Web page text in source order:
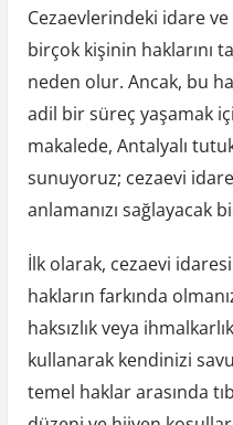
Cezaevlerindeki idare ve
birçok kişinin haklarını
neden olur. Ancak, bu
adil bir süreç yaşamak
makalede, Antalyalı
sunuyoruz; cezaevi
anlamanızı sağlayacak
İlk olarak, cezaevi
hakların farkında
haksızlık veya
kullanarak kendinizi
temel haklar arasında